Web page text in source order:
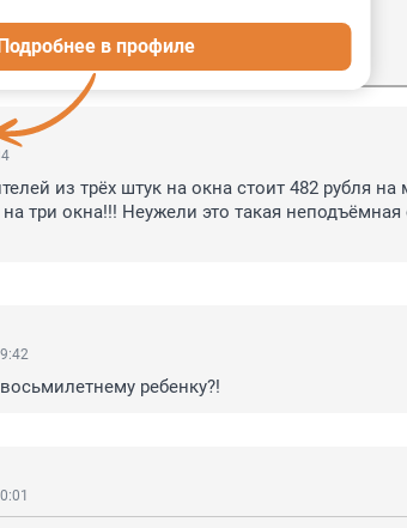
в профиле
из трёх штук на окна стоит 482 рубля на
на три окна!!! Неужели это такая
ребенку?!